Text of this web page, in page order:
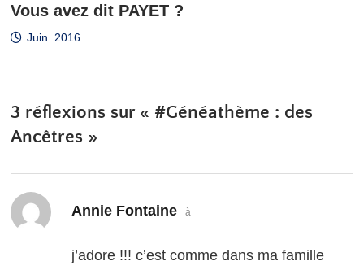
Vous avez dit PAYET ?
Juin. 2016
3 réflexions sur « #Généathème : des
Ancêtres »
Annie Fontaine dit :
à
j’adore !!! c’est comme dans ma famille